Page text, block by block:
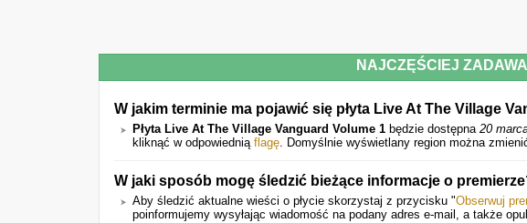
NAJCZĘŚCIEJ
W jakim terminie ma pojawić się płyta Live At The Village
Płyta Live At The Village Vanguard Volume 1 będzie dostępna 20
kliknąć w odpowiednią flagę. Domyślnie wyświetlany region można
W jaki sposób mogę śledzić bieżące informacje o
Aby śledzić aktualne wieści o płycie skorzystaj z przycisku "Obserwuj
poinformujemy wysyłając wiadomość na podany adres e-mail, a także